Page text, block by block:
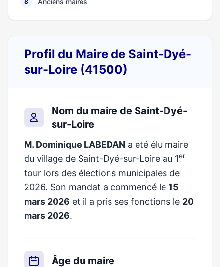
8 Anciens maires
Profil du Maire de Saint-Dyé-
sur-Loire (41500)
Nom du maire de Saint-Dyé-
sur-Loire
M. Dominique LABEDAN a été élu maire
du village de Saint-Dyé-sur-Loire au 1er
tour lors des élections municipales de
2026. Son mandat a commencé le 15
mars 2026 et il a pris ses fonctions le 20
mars 2026.
Âge du maire